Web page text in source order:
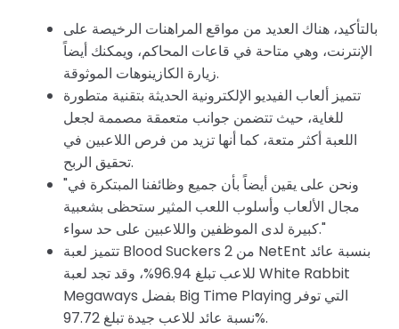
بالتأكيد، هناك العديد من مواقع المراهنات الرخيصة على
الإنترنت، وهي متاحة في قاعات المحاكم، ويمكنك أيضاً
زيارة الكازينوهات الموثوقة.
تتميز ألعاب الفيديو الإلكترونية الحديثة بتقنية متطورة
للغاية، حيث تتضمن جوانب متعمقة مصممة لجعل
اللعبة أكثر متعة، كما أنها تزيد من فرص اللاعبين في
تحقيق الربح.
"ونحن على يقين أيضاً بأن جميع وظائفنا المبتكرة في
مجال الألعاب وأسلوب اللعب المثير ستحظى بشعبية
كبيرة لدى الموظفين واللاعبين على حد سواء."
تتميز لعبة Blood Suckers 2 من NetEnt بنسبة عائد
للاعب تبلغ 96.94%، وقد تجد لعبة White Rabbit
Megaways بفضل Big Time Playing التي توفر
نسبة عائد للاعب جيدة تبلغ 97.72%.